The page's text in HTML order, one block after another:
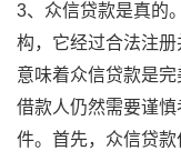
3、众信贷款是真的
构，它经过合法注
意味着众信贷款是完
借款人仍然需要谨
件。首先，众信贷